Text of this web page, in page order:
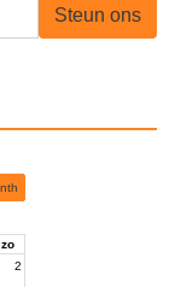
Steun ons
zo
2